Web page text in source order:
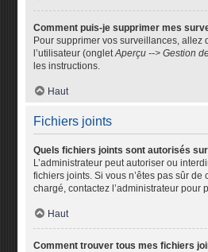
Comment puis-je supprimer mes
Pour supprimer vos surveillances, allez
l’utilisateur (ongletAperçu --> Gestion
les instructions.
Haut
Fichiers joints
Quels fichiers joints sont autorisés
L’administrateur peut autoriser ou
fichiers joints. Si vous n’êtes pas sûr de
chargé, contactez l’administrateur pour
Haut
Comment trouver tous mes fichiers